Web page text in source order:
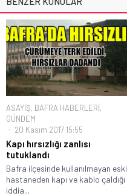
ASAYİŞ, BAFRA HABERLERİ,
GÜNDEM
20 Kasım 2017 15:55
Kapı hırsızlığı zanlısı
tutuklandı
Bafra ilçesinde kullanılmayan eski
hastaneden kapı ve kablo çaldığı
iddia...